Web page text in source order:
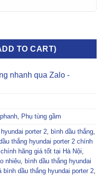
2 2005-2017 |
TO CART)
nhanh qua Zalo -
Phụ tùng gầm
porter 2 bình dầu thắng
thắng hyundai porter 2 chính
hãng giá tốt tại Hà Nội
nhiêu bình dầu thắng hyundai
bình dầu thắng hyundai porter 2